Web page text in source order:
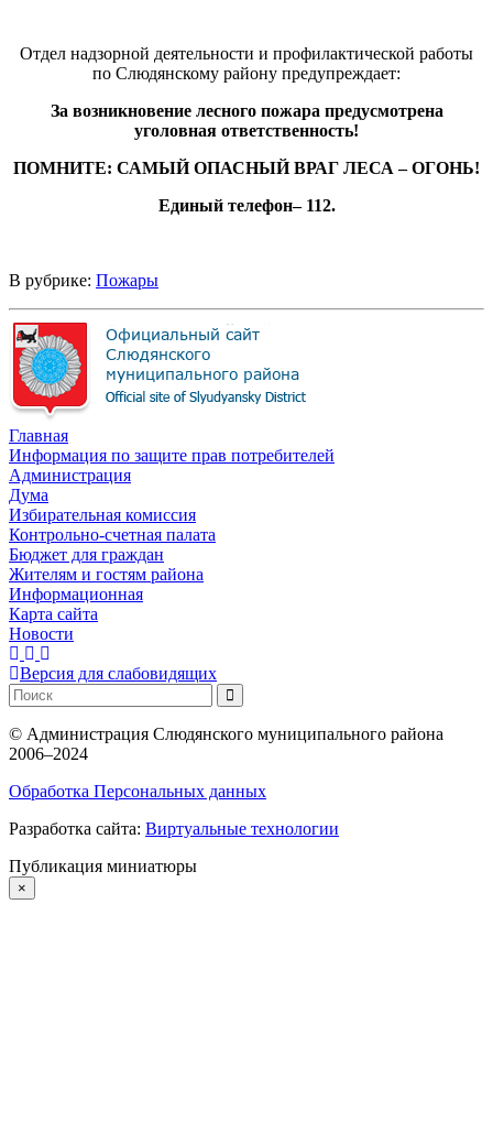
Отдел надзорной деятельности и профилактической работы
по Слюдянскому району предупреждает:
За возникновение лесного пожара предусмотрена
уголовная ответственность!
ПОМНИТЕ: САМЫЙ ОПАСНЫЙ ВРАГ ЛЕСА – ОГОНЬ!
Единый телефон– 112.
В рубрике: Пожары
Главная
Информация по защите прав потребителей
Администрация
Дума
Избирательная комиссия
Контрольно-счетная палата
Бюджет для граждан
Жителям и гостям района
Информационная
Карта сайта
Новости
Версия для слабовидящих
© Администрация Слюдянского муниципального района
2006–2024
Обработка Персональных данных
Разработка сайта: Виртуальные технологии
Публикация миниатюры
×